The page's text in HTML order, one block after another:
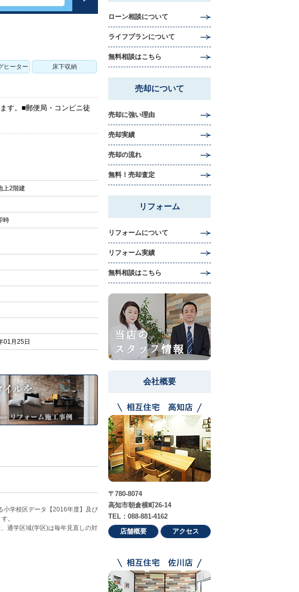
ヒーター 床下収納
す。■郵便局・コンビニ徒
上2階建
時
01月25日
小学校区データ【2016年度】及び
。
通学区域(学区)は毎年見直しの対
ローン相談について
ライフプランについて
無料相談はこちら
売却について
売却に強い理由
売却実績
売却の流れ
無料！売却査定
リフォーム
リフォームについて
リフォーム実績
無料相談はこちら
会社概要
〒780-8074
高知市朝倉横町26-14
TEL：088-881-4162
店舗概要
アクセス